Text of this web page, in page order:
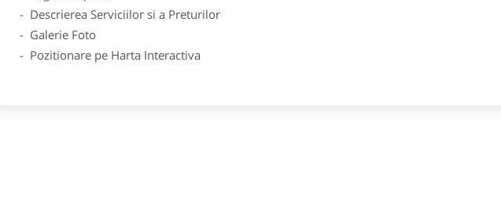
- Descrierea Serviciilor si a Preturilor
- Galerie Foto
- Pozitionare pe Harta Interactiva